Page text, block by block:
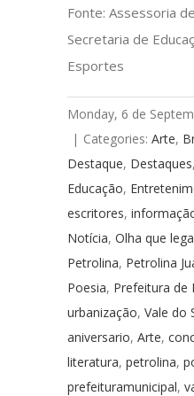
Fonte: Assessoria
Secretaria de
Esportes
Monday, 6 de
| Categories:Arte,
Destaque, Destaques,
Educação,
escritores,
Notícia,Olha que
Petrolina, Petrolina
Poesia, Prefeitura de
urbanização,Vale do
aniversario,Arte,
literatura,petrolina,
prefeituramunicipal,